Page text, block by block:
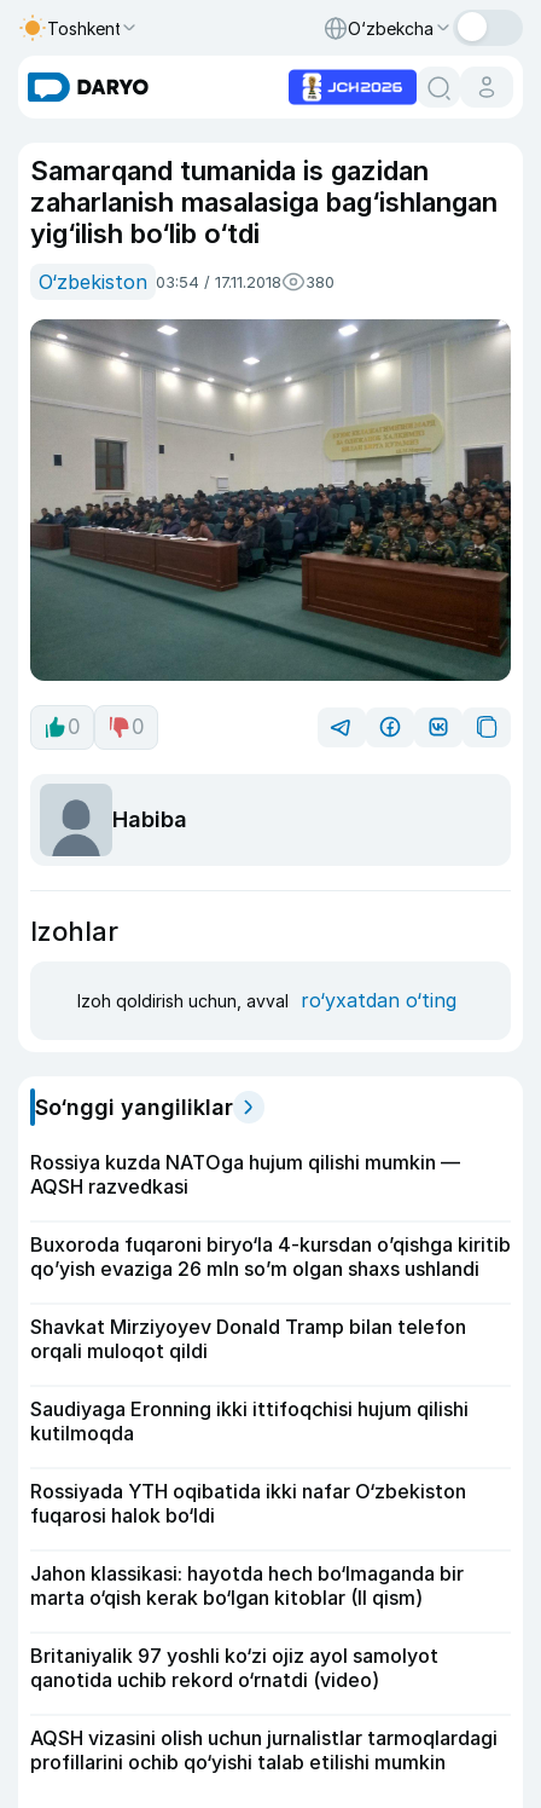
Toshkent O‘zbekcha
Samarqand tumanida is gazidan
zaharlanish masalasiga bag‘ishlangan
yig‘ilish bo‘lib o‘tdi
O‘zbekiston 03:54 / 17.11.2018 380
0 0
Habiba
Izohlar
Izoh qoldirish uchun, avval ro‘yxatdan o‘ting
So‘nggi yangiliklar
Rossiya kuzda NATOga hujum qilishi mumkin —
AQSH razvedkasi
Buxoroda fuqaroni biryo‘la 4-kursdan o’qishga kiritib
qo’yish evaziga 26 mln so’m olgan shaxs ushlandi
Shavkat Mirziyoyev Donald Tramp bilan telefon
orqali muloqot qildi
Saudiyaga Eronning ikki ittifoqchisi hujum qilishi
kutilmoqda
Rossiyada YTH oqibatida ikki nafar O‘zbekiston
fuqarosi halok bo‘ldi
Jahon klassikasi: hayotda hech bo‘lmaganda bir
marta o‘qish kerak bo‘lgan kitoblar (II qism)
Britaniyalik 97 yoshli ko‘zi ojiz ayol samolyot
qanotida uchib rekord o‘rnatdi (video)
AQSH vizasini olish uchun jurnalistlar tarmoqlardagi
profillarini ochib qo‘yishi talab etilishi mumkin